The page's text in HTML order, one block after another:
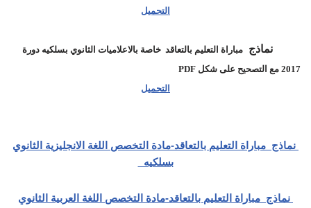
التحميل
نماذج مباراة التعليم بالتعاقد خاصة بالاعلاميات الثانوي بسلكيه دورة
2017 مع التصحيح
على شكل PDF
التحميل
نماذج مباراة التعليم بالتعاقد-مادة التخصص اللغة الانجليزية الثانوي
بسلكيه
نماذج مباراة التعليم بالتعاقد-مادة التخصص اللغة العربية الثانوي